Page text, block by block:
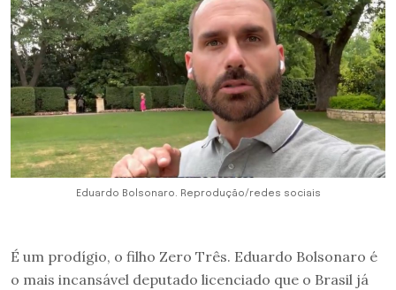
Eduardo Bolsonaro. Reprodução/redes sociais
É um prodígio, o filho Zero Três. Eduardo Bolsonaro é
o mais incansável deputado licenciado que o Brasil já